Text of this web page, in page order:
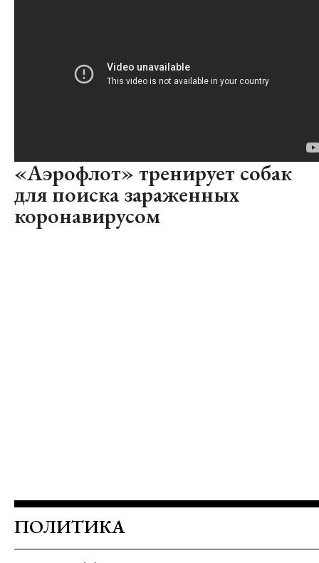
«Аэрофлот» тренирует собак
для поиска зараженных
коронавирусом
ПОЛИТИКА